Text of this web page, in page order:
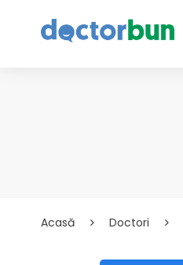
Acasă Doctori